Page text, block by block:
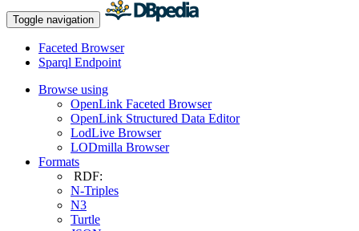
Toggle navigation
Faceted Browser
Sparql Endpoint
Browse using
OpenLink Faceted Browser
OpenLink Structured Data Editor
LodLive Browser
LODmilla Browser
Formats
RDF:
N-Triples
N3
Turtle